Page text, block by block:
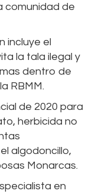
comunidad de
incluye el
la tala ilegal y
dentro de
RBMM.
de 2020 para
herbicida no
algodoncillo,
Monarcas.
en